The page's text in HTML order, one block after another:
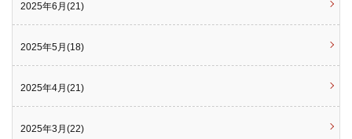
2025年6月(21)
2025年5月(18)
2025年4月(21)
2025年3月(22)